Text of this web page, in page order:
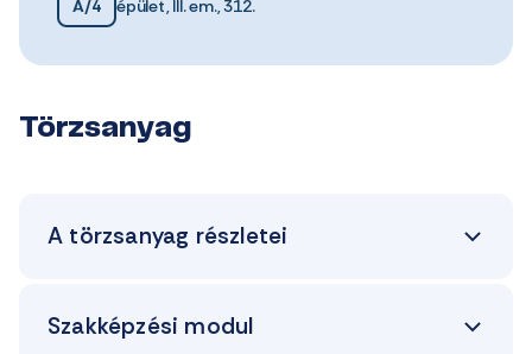
A/4 épület, III. em., 312.
Törzsanyag
A törzsanyag részletei
Szakképzési modul